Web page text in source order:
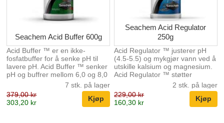
som lever i svartvanns biotope...
produkter og er ekstremt trygg å
bruke. Ryst flask...
Seachem Acid Buffer 600g
Acid Buffer ™ er en ikke-
fosfatbuffer for å senke pH til
lavere pH. Acid Buffer ™ senker
pH og buffrer mellom 6,0 og 8,0
når de brukes sammen med
Alkaline Buffer ™. Designet for å
brukes i planteakvarium. Når
Acid Buffer ™ senker pH,
7 stk. på lager
379,00 kr
303,20 kr
Seachem Acid Regulator
250g
Acid Regulator ™ justerer pH
(4.5-5.5) og mykgjør vann ved å
utskille kalsium og magnesium.
Acid Regulator ™ støtter
etablering av det optimale
miljøet for alle syre
akklimatiserte arter (f.eks.
Neoner og andre tetras, etc.).
2 stk. på lager
229,00 kr
160,30 kr